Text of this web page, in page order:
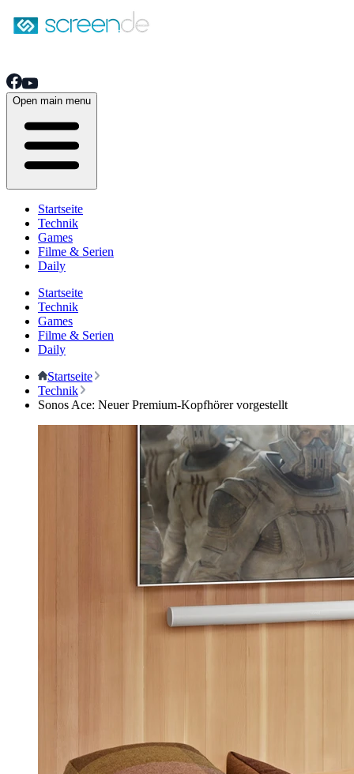
Open main menu
Startseite
Technik
Games
Filme & Serien
Daily
Startseite
Technik
Games
Filme & Serien
Daily
Startseite
Technik
Sonos Ace: Neuer Premium-Kopfhörer vorgestellt